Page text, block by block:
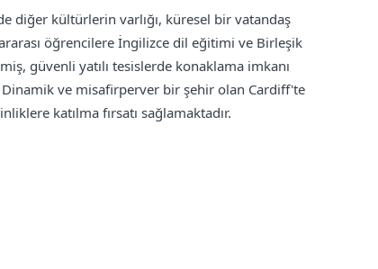
diğer kültürlerin varlığı, küresel bir vatandaş
öğrencilere İngilizce dil eğitimi ve Birleşik
güvenli yatılı tesislerde konaklama imkanı
ve misafirperver bir şehir olan Cardiff'te
katılma fırsatı sağlamaktadır.